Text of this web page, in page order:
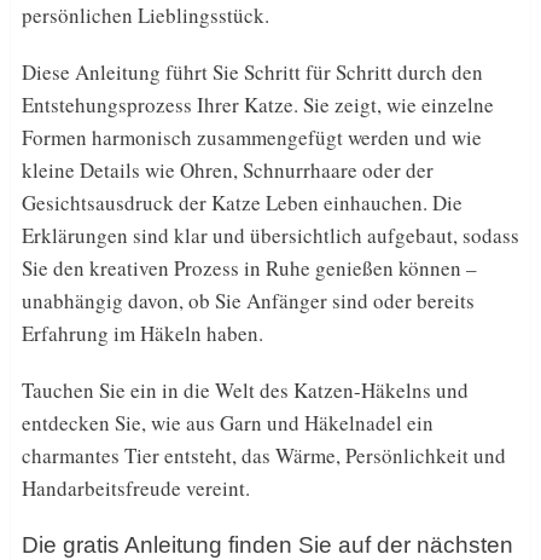
persönlichen Lieblingsstück.
Diese Anleitung führt Sie Schritt für Schritt durch den
Entstehungsprozess Ihrer Katze. Sie zeigt, wie einzelne
Formen harmonisch zusammengefügt werden und wie
kleine Details wie Ohren, Schnurrhaare oder der
Gesichtsausdruck der Katze Leben einhauchen. Die
Erklärungen sind klar und übersichtlich aufgebaut, sodass
Sie den kreativen Prozess in Ruhe genießen können –
unabhängig davon, ob Sie Anfänger sind oder bereits
Erfahrung im Häkeln haben.
Tauchen Sie ein in die Welt des Katzen-Häkelns und
entdecken Sie, wie aus Garn und Häkelnadel ein
charmantes Tier entsteht, das Wärme, Persönlichkeit und
Handarbeitsfreude vereint.
Die gratis Anleitung finden Sie auf der nächsten